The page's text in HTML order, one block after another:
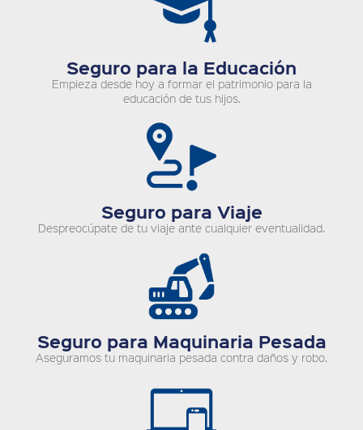
Seguro para la Educación
Empieza desde hoy a formar el patrimonio para la
educación de tus hijos.
Seguro para Viaje
Despreocúpate de tu viaje ante cualquier eventualidad.
Seguro para Maquinaria Pesada
Aseguramos tu maquinaria pesada contra daños y robo.